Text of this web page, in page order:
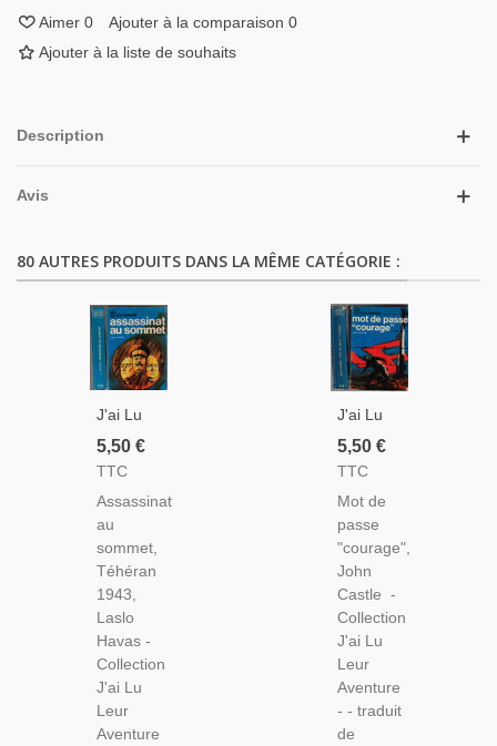
Aimer 0 Ajouter à la comparaison 0
Ajouter à la liste de souhaits
Description
Avis
80 AUTRES PRODUITS DANS LA MÊME CATÉGORIE :
J'ai Lu
Leur
Aventure,
Au
Sommet,
Téhéran
1943,
Laslo
Havas,
1969 -,
Espionnage,
2e
Guerre
Mondiale,
5,50 €
TTC
Assassinat
au
sommet,
Téhéran
1943,
Laslo
Havas -
Collection
J'ai Lu
Leur
Aventure
J'ai Lu
Leur
Aventure,
Passe
Courage,
John
Castle,
1970 -,
Camp
De
Concentration
Auschwitz,
, 2e
Guerre
5,50 €
TTC
Mot de
passe
"courage",
John
Castle -
Collection
J'ai Lu
Leur
Aventure
- - traduit
de